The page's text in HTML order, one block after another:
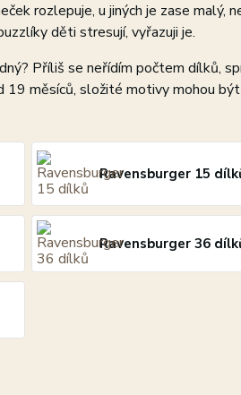
rozlepuje, u jiných je zase
děti stresují, vyřazuji je.
Příliš se neřídím počtem dílků,
měsíců, složité motivy mohou
Ravensburger 15
Ravensburger 36